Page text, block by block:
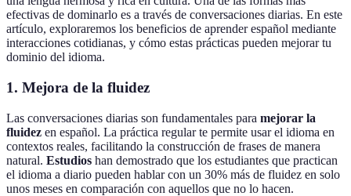
efectivas de dominarlo es a través de conversaciones diarias. En este
artículo, exploraremos los beneficios de aprender español mediante
interacciones cotidianas, y cómo estas prácticas pueden mejorar tu
dominio del idioma.
1. Mejora de la fluidez
Las conversaciones diarias son fundamentales para mejorar la
fluidez en español. La práctica regular te permite usar el idioma en
contextos reales, facilitando la construcción de frases de manera
natural. Estudios han demostrado que los estudiantes que practican
el idioma a diario pueden hablar con un 30% más de fluidez en solo
unos meses en comparación con aquellos que no lo hacen.